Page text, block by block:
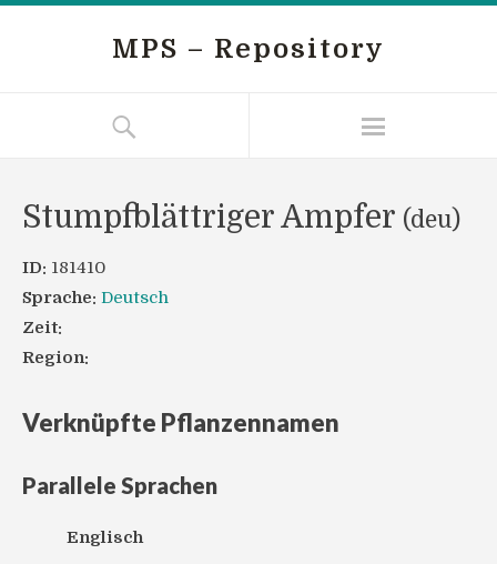
MPS – Repository
Stumpfblättriger Ampfer (deu)
ID: 181410
Sprache: Deutsch
Zeit:
Region:
Verknüpfte Pflanzennamen
Parallele Sprachen
Englisch